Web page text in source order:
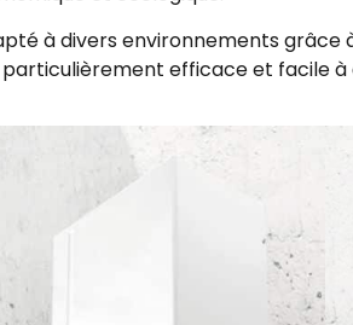
à divers environnements grâce
efficace et facile à